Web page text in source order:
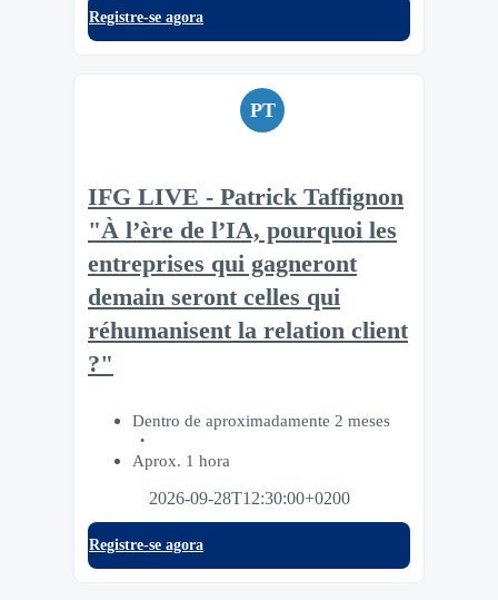
Registre-se agora
PT
IFG LIVE - Patrick Taffignon
"À l’ère de l’IA, pourquoi les
entreprises qui gagneront
demain seront celles qui
réhumanisent la relation client
?"
Dentro de aproximadamente 2 meses
Aprox. 1 hora
2026-09-28T12:30:00+0200
Registre-se agora